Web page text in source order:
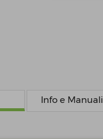
Info e Manuali